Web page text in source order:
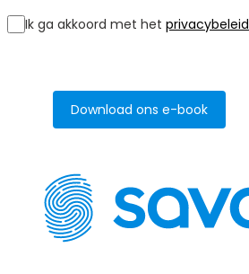
Ik ga akkoord met het privacybeleid
Download ons e-book